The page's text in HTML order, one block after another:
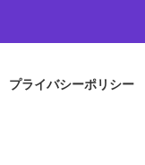
プライバシーポリシー